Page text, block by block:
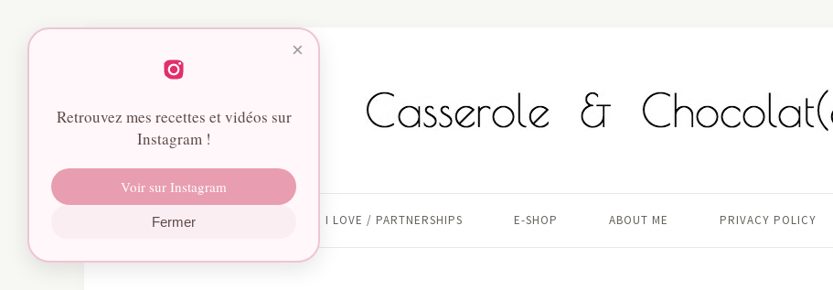
I LOVE / PARTNERSHIPS E-SHOP ABOUT ME PRIVACY POLICY
×
Retrouvez mes recettes et vidéos sur
Instagram !
Voir sur Instagram
Fermer